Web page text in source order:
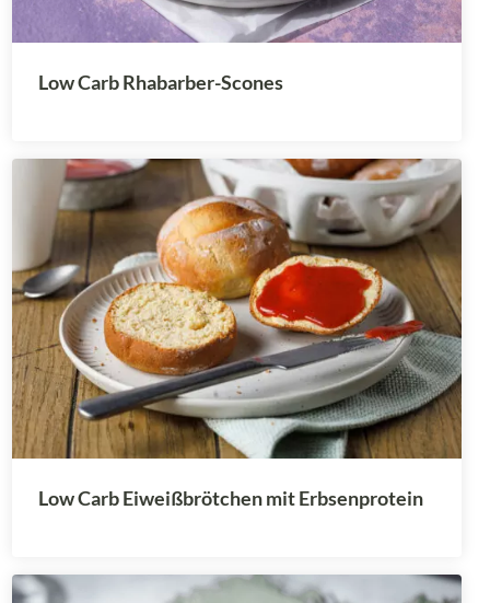
Low Carb Rhabarber-Scones
Low Carb Eiweißbrötchen mit Erbsenprotein